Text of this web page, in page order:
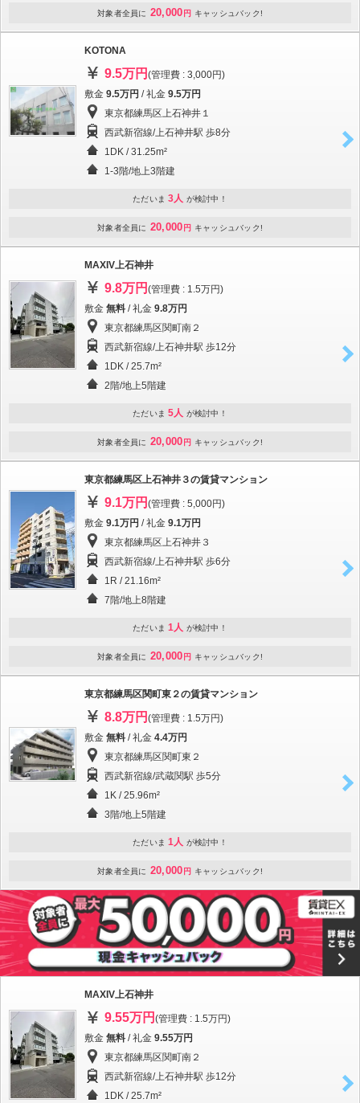
対象者全員に 20,000 円 キャッシュバック!
KOTONA
9.5万円 (管理費 : 3,000円)
敷金 9.5万円 / 礼金 9.5万円
東京都練馬区上石神井１
西武新宿線/上石神井駅 歩8分
1DK / 31.25m²
1-3階/地上3階建
ただいま 3人 が検討中！
対象者全員に 20,000 円 キャッシュバック!
MAXIV上石神井
9.8万円 (管理費 : 1.5万円)
敷金 無料 / 礼金 9.8万円
東京都練馬区関町南２
西武新宿線/上石神井駅 歩12分
1DK / 25.7m²
2階/地上5階建
ただいま 5人 が検討中！
対象者全員に 20,000 円 キャッシュバック!
東京都練馬区上石神井３の賃貸マンション
9.1万円 (管理費 : 5,000円)
敷金 9.1万円 / 礼金 9.1万円
東京都練馬区上石神井３
西武新宿線/上石神井駅 歩6分
1R / 21.16m²
7階/地上8階建
ただいま 1人 が検討中！
対象者全員に 20,000 円 キャッシュバック!
東京都練馬区関町東２の賃貸マンション
8.8万円 (管理費 : 1.5万円)
敷金 無料 / 礼金 4.4万円
東京都練馬区関町東２
西武新宿線/武蔵関駅 歩5分
1K / 25.96m²
3階/地上5階建
ただいま 1人 が検討中！
対象者全員に 20,000 円 キャッシュバック!
MAXIV上石神井
9.55万円 (管理費 : 1.5万円)
敷金 無料 / 礼金 9.55万円
東京都練馬区関町南２
西武新宿線/上石神井駅 歩12分
1DK / 25.7m²